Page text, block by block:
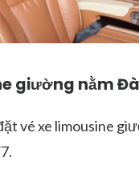
giường nằm
vé xe limousine